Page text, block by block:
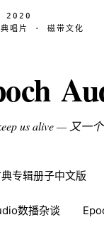
2020
唱片 · 磁带文化
us alive — 又一
专辑册子中文版
数播杂谈